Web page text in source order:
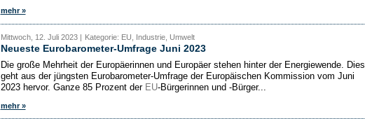
mehr »
Mittwoch, 12. Juli 2023 | Kategorie: EU, Industrie, Umwelt
Neueste Eurobarometer-Umfrage Juni 2023
Die große Mehrheit der Europäerinnen und Europäer stehen hinter der Energiewende. Dies
geht aus der jüngsten Eurobarometer-Umfrage der Europäischen Kommission vom Juni
2023 hervor. Ganze 85 Prozent der EU-Bürgerinnen und -Bürger...
mehr »